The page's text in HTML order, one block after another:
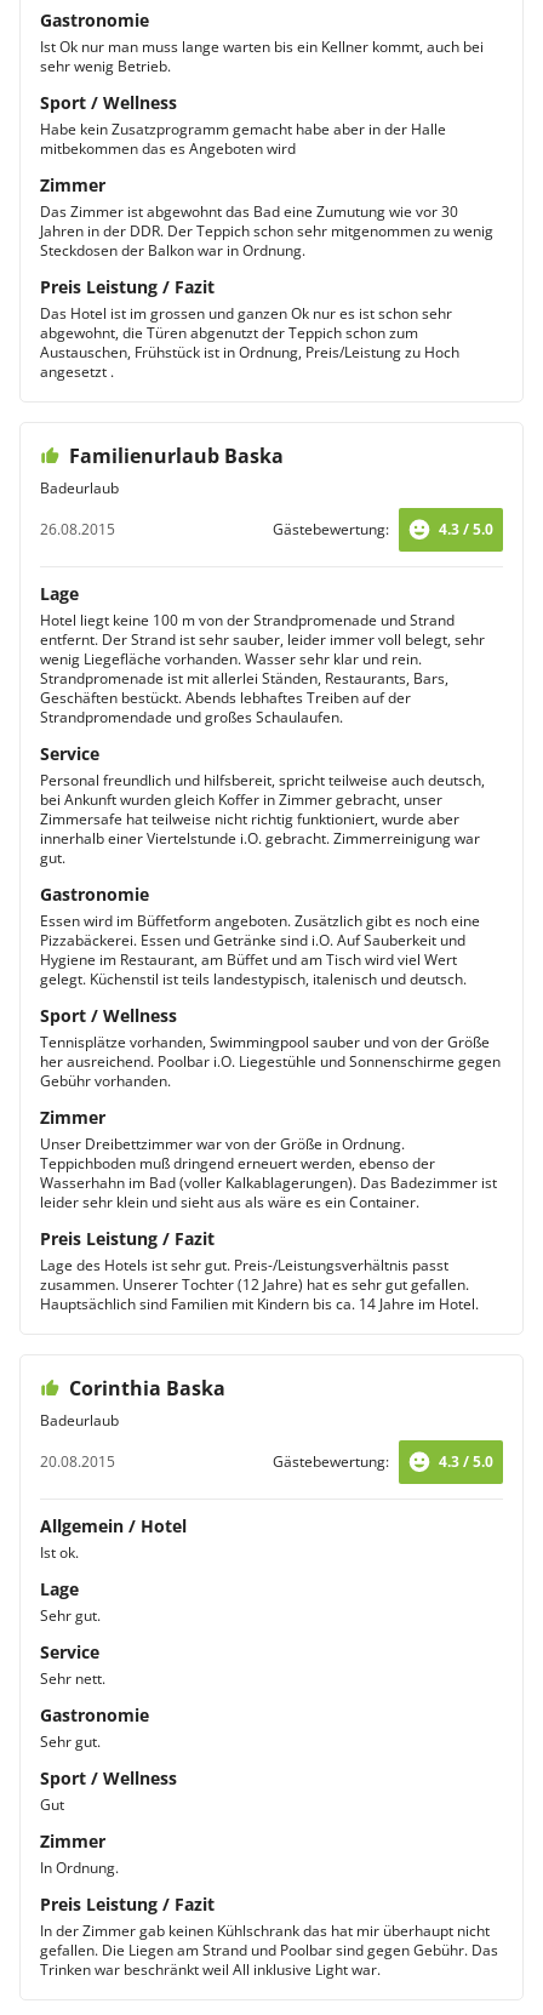
Gastronomie
Ist Ok nur man muss lange warten bis ein Kellner kommt, auch bei
sehr wenig Betrieb.
Sport / Wellness
Habe kein Zusatzprogramm gemacht habe aber in der Halle
mitbekommen das es Angeboten wird
Zimmer
Das Zimmer ist abgewohnt das Bad eine Zumutung wie vor 30
Jahren in der DDR. Der Teppich schon sehr mitgenommen zu wenig
Steckdosen der Balkon war in Ordnung.
Preis Leistung / Fazit
Das Hotel ist im grossen und ganzen Ok nur es ist schon sehr
abgewohnt, die Türen abgenutzt der Teppich schon zum
Austauschen, Frühstück ist in Ordnung, Preis/Leistung zu Hoch
angesetzt .
Familienurlaub Baska
Badeurlaub
26.08.2015
Gästebewertung: 4.3 / 5.0
Lage
Hotel liegt keine 100 m von der Strandpromenade und Strand
entfernt. Der Strand ist sehr sauber, leider immer voll belegt, sehr
wenig Liegefläche vorhanden. Wasser sehr klar und rein.
Strandpromenade ist mit allerlei Ständen, Restaurants, Bars,
Geschäften bestückt. Abends lebhaftes Treiben auf der
Strandpromendade und großes Schaulaufen.
Service
Personal freundlich und hilfsbereit, spricht teilweise auch deutsch,
bei Ankunft wurden gleich Koffer in Zimmer gebracht, unser
Zimmersafe hat teilweise nicht richtig funktioniert, wurde aber
innerhalb einer Viertelstunde i.O. gebracht. Zimmerreinigung war
gut.
Gastronomie
Essen wird im Büffetform angeboten. Zusätzlich gibt es noch eine
Pizzabäckerei. Essen und Getränke sind i.O. Auf Sauberkeit und
Hygiene im Restaurant, am Büffet und am Tisch wird viel Wert
gelegt. Küchenstil ist teils landestypisch, italenisch und deutsch.
Sport / Wellness
Tennisplätze vorhanden, Swimmingpool sauber und von der Größe
her ausreichend. Poolbar i.O. Liegestühle und Sonnenschirme gegen
Gebühr vorhanden.
Zimmer
Unser Dreibettzimmer war von der Größe in Ordnung.
Teppichboden muß dringend erneuert werden, ebenso der
Wasserhahn im Bad (voller Kalkablagerungen). Das Badezimmer ist
leider sehr klein und sieht aus als wäre es ein Container.
Preis Leistung / Fazit
Lage des Hotels ist sehr gut. Preis-/Leistungsverhältnis passt
zusammen. Unserer Tochter (12 Jahre) hat es sehr gut gefallen.
Hauptsächlich sind Familien mit Kindern bis ca. 14 Jahre im Hotel.
Corinthia Baska
Badeurlaub
20.08.2015
Gästebewertung: 4.3 / 5.0
Allgemein / Hotel
Ist ok.
Lage
Sehr gut.
Service
Sehr nett.
Gastronomie
Sehr gut.
Sport / Wellness
Gut
Zimmer
In Ordnung.
Preis Leistung / Fazit
In der Zimmer gab keinen Kühlschrank das hat mir überhaupt nicht
gefallen. Die Liegen am Strand und Poolbar sind gegen Gebühr. Das
Trinken war beschränkt weil All inklusive Light war.